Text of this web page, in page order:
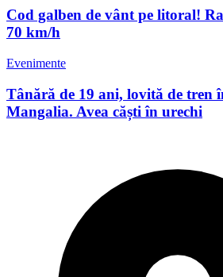
Cod galben de vânt pe litoral!
70 km/h
Evenimente
Tânără de 19 ani, lovită de tren
Mangalia. Avea căști în urechi